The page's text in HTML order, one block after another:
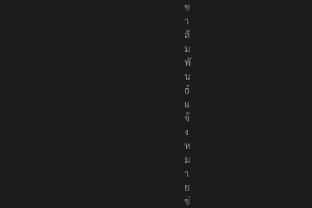
ช
า
สั
ม
พั
น
ธ์
แ
จ้
ง
ห
ม
า
ย
ข่